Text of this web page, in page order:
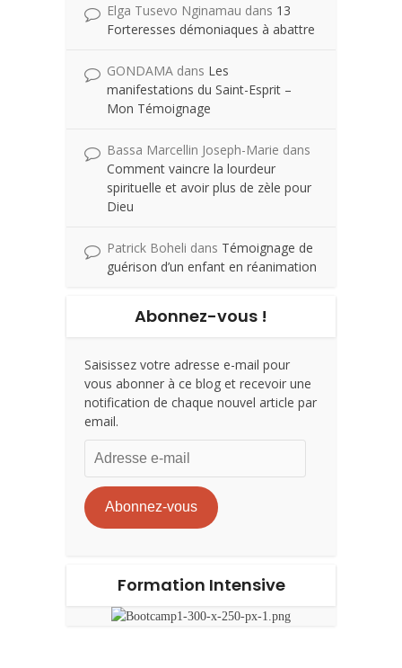
Elga Tusevo Nginamau dans 13
Forteresses démoniaques à abattre
GONDAMA dans Les
manifestations du Saint-Esprit –
Mon Témoignage
Bassa Marcellin Joseph-Marie dans
Comment vaincre la lourdeur
spirituelle et avoir plus de zèle pour
Dieu
Patrick Boheli dans Témoignage de
guérison d’un enfant en réanimation
Abonnez-vous !
Saisissez votre adresse e-mail pour
vous abonner à ce blog et recevoir une
notification de chaque nouvel article par
email.
e-
mail
Abonnez-vous
Formation Intensive